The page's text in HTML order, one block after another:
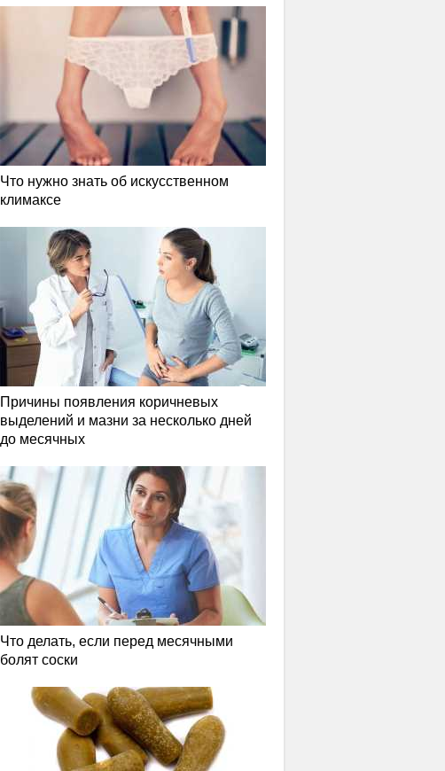
Что нужно знать об искусственном
климаксе
Причины появления коричневых
выделений и мазни за несколько дней
до месячных
Что делать, если перед месячными
болят соски